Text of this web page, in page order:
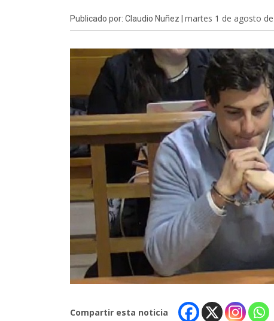
Publicado por: Claudio Nuñez | martes 1 de agosto
Compartir esta noticia